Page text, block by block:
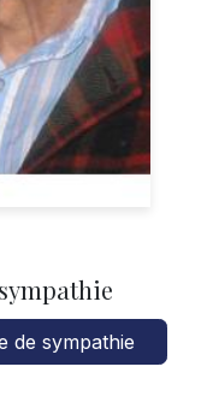
de sympathie